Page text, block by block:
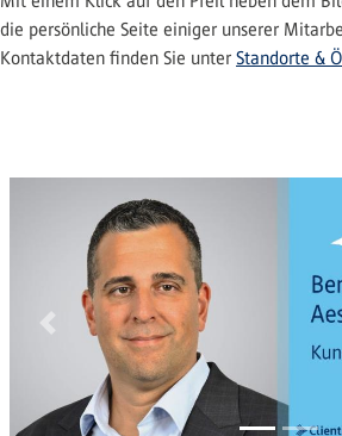
die persönliche Seite einiger unserer
Kontaktdaten finden Sie unter Standorte &
Previous